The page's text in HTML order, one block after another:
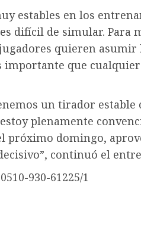
estables en los
difícil de simular. Para
quieren asumir
importante que
un tirador estable
plenamente
próximo domingo,
continuó el
930-61225/1